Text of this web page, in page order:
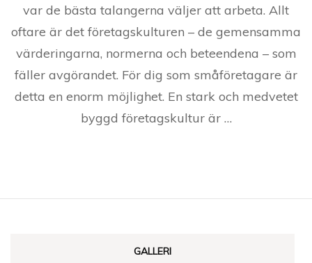
var de bästa talangerna väljer att arbeta. Allt
oftare är det företagskulturen – de gemensamma
värderingarna, normerna och beteendena – som
fäller avgörandet. För dig som småföretagare är
detta en enorm möjlighet. En stark och medvetet
byggd företagskultur är …
GALLERI